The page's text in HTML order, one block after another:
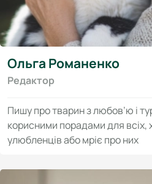
Ольга Романенко
Редактор
Пишу про тварин з любов’ю і
корисними порадами для всіх,
улюбленців або мріє про них